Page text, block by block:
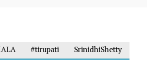
#tirupati
SrinidhiShetty